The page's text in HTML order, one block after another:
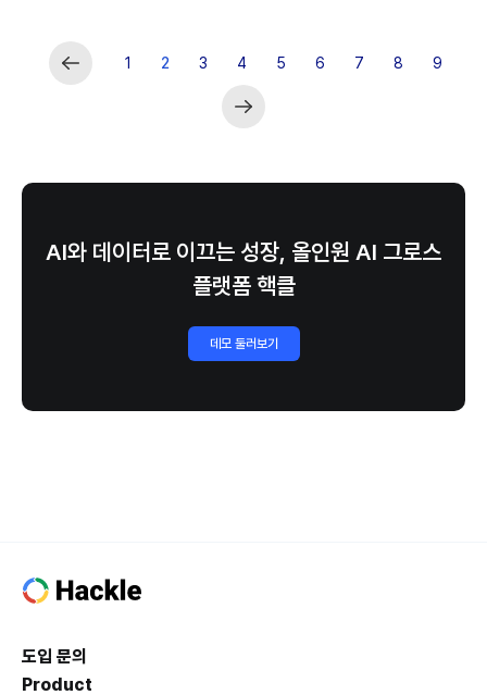
1 2 3 4 5 6 7 8 9
AI와 데이터로 이끄는 성장, 올인원 AI 그로스
플랫폼 핵클
데모 둘러보기
도입 문의
Product